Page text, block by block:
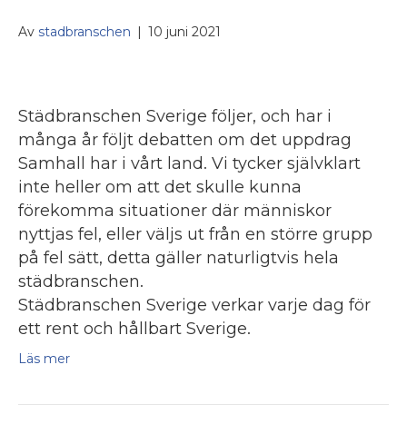
Av stadbranschen | 10 juni 2021
Städbranschen Sverige följer, och har i
många år följt debatten om det uppdrag
Samhall har i vårt land. Vi tycker självklart
inte heller om att det skulle kunna
förekomma situationer där människor
nyttjas fel, eller väljs ut från en större grupp
på fel sätt, detta gäller naturligtvis hela
städbranschen.
Städbranschen Sverige verkar varje dag för
ett rent och hållbart Sverige.
Läs mer